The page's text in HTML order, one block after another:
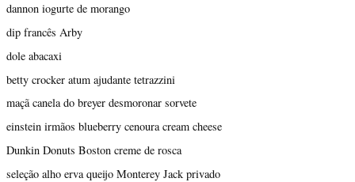
dannon iogurte de morango
dip francês Arby
dole abacaxi
betty crocker atum ajudante tetrazzini
maçã canela do breyer desmoronar sorvete
einstein irmãos blueberry cenoura cream cheese
Dunkin Donuts Boston creme de rosca
seleção alho erva queijo Monterey Jack privado